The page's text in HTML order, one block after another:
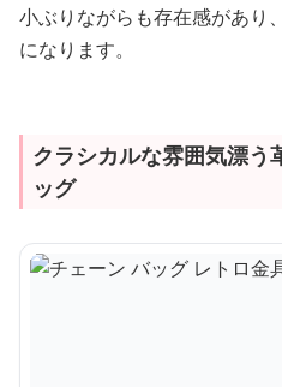
小ぶりながらも存在感があり
になります。
クラシカルな雰囲気漂う
ッグ